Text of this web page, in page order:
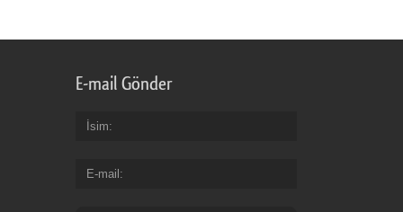
E-mail Gönder
İsim
E-mail